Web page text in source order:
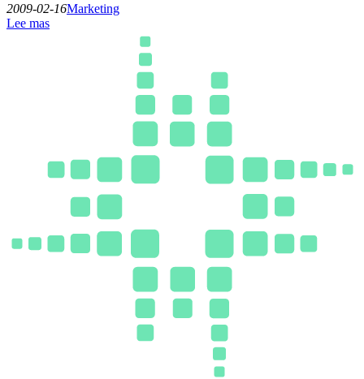
2009-02-16Marketing
Lee mas